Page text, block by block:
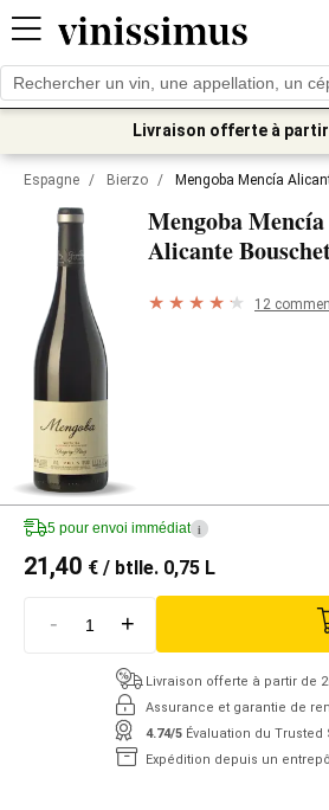
Livraison offerte à partir
Espagne / Bierzo / Mengoba Mencía
Mengoba Mencía
Alicante
12
5 pour envoi immédiat i
21,40 € / btlle. 0,75 L
- +
Livraison offerte à partir de
Assurance et garantie de
4.74/5 Évaluation du Trusted
Expédition depuis un